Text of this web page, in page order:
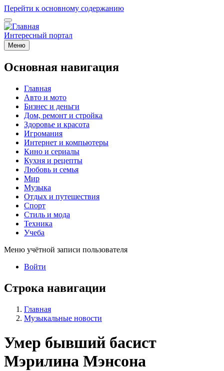
Перейти к основному содержанию
Интересный портал
Меню
Основная навигация
Главная
Авто и мото
Бизнес и деньги
Дом, ремонт и стройка
Здоровье и красота
Игромания
Интернет и компьютеры
Кино и сериалы
Кухня и рецепты
Любовь и семья
Мир
Музыка
Отдых и путешествия
Спорт
Стиль и мода
Техника
Учеба
Меню учётной записи пользователя
Войти
Строка навигации
Главная
Музыкальные новости
Умер бывший басист
Мэрилина Мэнсона